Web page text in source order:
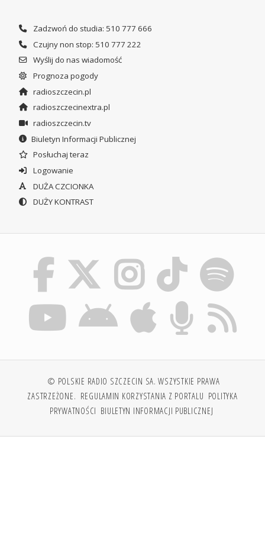
Zadzwoń do studia: 510 777 666
Czujny non stop: 510 777 222
Wyślij do nas wiadomość
Prognoza pogody
radioszczecin.pl
radioszczecinextra.pl
radioszczecin.tv
Biuletyn Informacji Publicznej
Posłuchaj teraz
Logowanie
DUŻA CZCIONKA
DUŻY KONTRAST
© POLSKIE RADIO SZCZECIN SA. WSZYSTKIE PRAWA
ZASTRZEŻONE. REGULAMIN KORZYSTANIA Z PORTALU POLITYKA
PRYWATNOŚCI BIULETYN INFORMACJI PUBLICZNEJ